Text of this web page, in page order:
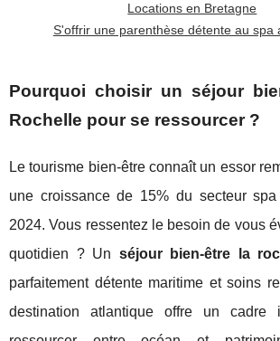
Locations en Bretagne
S'offrir une parenthèse détente au spa
Pourquoi choisir un séjour
Rochelle pour se ressourcer ?
Le tourisme bien-être connaît un essor
une croissance de 15% du secteur
2024. Vous ressentez le besoin de vous
quotidien ? Un séjour bien-être la
parfaitement détente maritime et soins
destination atlantique offre un cadre